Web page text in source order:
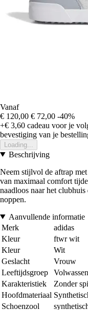
Vanaf
€ 120,00 € 72,00 -40%
+€ 3,60 cadeau voor je
bevestiging van je
Loading...
Beschrijving
Neem stijlvol de aftrap
van maximaal comfort
naadloos naar het
noppen.
Aanvullende informatie
Merk
adidas
Kleur
ftwr wit
Kleur
Wit
Geslacht
Vrouw
Leeftijdsgroep
Karakteristiek
Zonder
Hoofdmateriaal
Schoenzool